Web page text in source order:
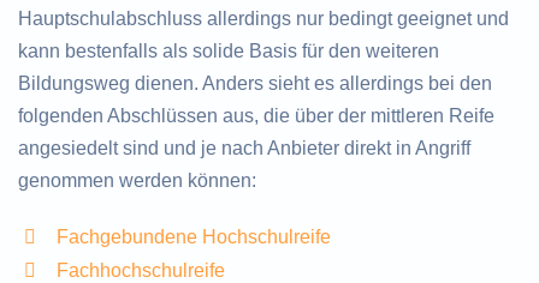
Hauptschulabschluss allerdings nur bedingt geeignet und
kann bestenfalls als solide Basis für den weiteren
Bildungsweg dienen. Anders sieht es allerdings bei den
folgenden Abschlüssen aus, die über der mittleren Reife
angesiedelt sind und je nach Anbieter direkt in Angriff
genommen werden können:
Fachgebundene Hochschulreife
Fachhochschulreife